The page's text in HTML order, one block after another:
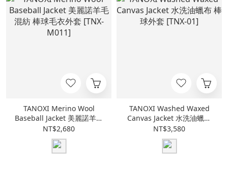
TANOXI Merino Wool
Baseball Jacket 美麗諾羊毛
混紡 棒球毛衣外套 [TNX-
M011]
NT$2,680
TANOXI Washed Waxed
Canvas Jacket 水洗油蠟布
棒球外套 [TNX-01]
NT$3,580